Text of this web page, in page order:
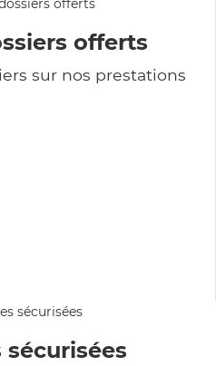
offerts
sur nos prestations
sécurisées